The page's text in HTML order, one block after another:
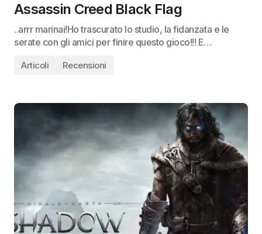
Assassin Creed Black Flag
..arrr marinai!Ho trascurato lo studio, la fidanzata e le
serate con gli amici per finire questo gioco!!! E…
Articoli Recensioni